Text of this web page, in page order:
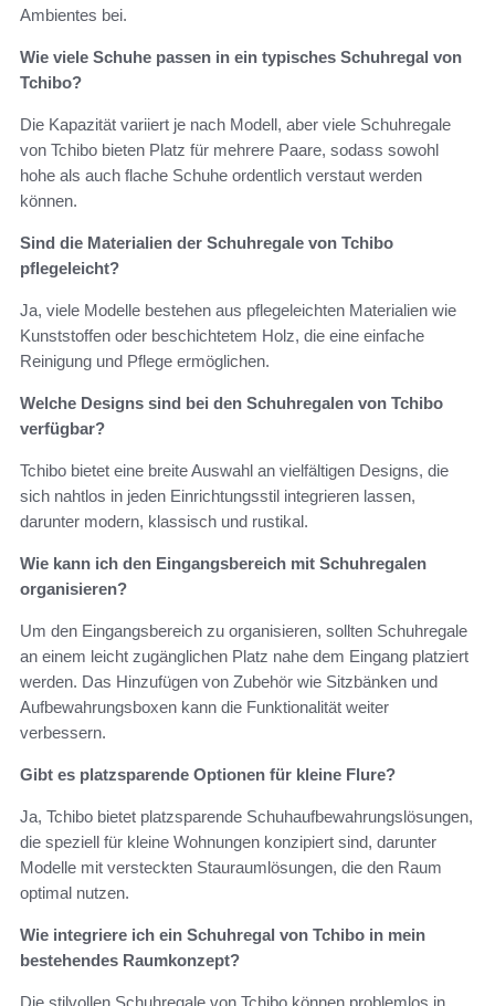
Ambientes bei.
Wie viele Schuhe passen in ein typisches Schuhregal von
Tchibo?
Die Kapazität variiert je nach Modell, aber viele Schuhregale
von Tchibo bieten Platz für mehrere Paare, sodass sowohl
hohe als auch flache Schuhe ordentlich verstaut werden
können.
Sind die Materialien der Schuhregale von Tchibo
pflegeleicht?
Ja, viele Modelle bestehen aus pflegeleichten Materialien wie
Kunststoffen oder beschichtetem Holz, die eine einfache
Reinigung und Pflege ermöglichen.
Welche Designs sind bei den Schuhregalen von Tchibo
verfügbar?
Tchibo bietet eine breite Auswahl an vielfältigen Designs, die
sich nahtlos in jeden Einrichtungsstil integrieren lassen,
darunter modern, klassisch und rustikal.
Wie kann ich den Eingangsbereich mit Schuhregalen
organisieren?
Um den Eingangsbereich zu organisieren, sollten Schuhregale
an einem leicht zugänglichen Platz nahe dem Eingang platziert
werden. Das Hinzufügen von Zubehör wie Sitzbänken und
Aufbewahrungsboxen kann die Funktionalität weiter
verbessern.
Gibt es platzsparende Optionen für kleine Flure?
Ja, Tchibo bietet platzsparende Schuhaufbewahrungslösungen,
die speziell für kleine Wohnungen konzipiert sind, darunter
Modelle mit versteckten Stauraumlösungen, die den Raum
optimal nutzen.
Wie integriere ich ein Schuhregal von Tchibo in mein
bestehendes Raumkonzept?
Die stilvollen Schuhregale von Tchibo können problemlos in